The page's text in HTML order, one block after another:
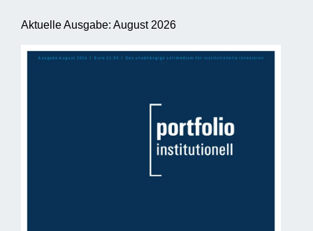
Aktuelle Ausgabe: August 2026